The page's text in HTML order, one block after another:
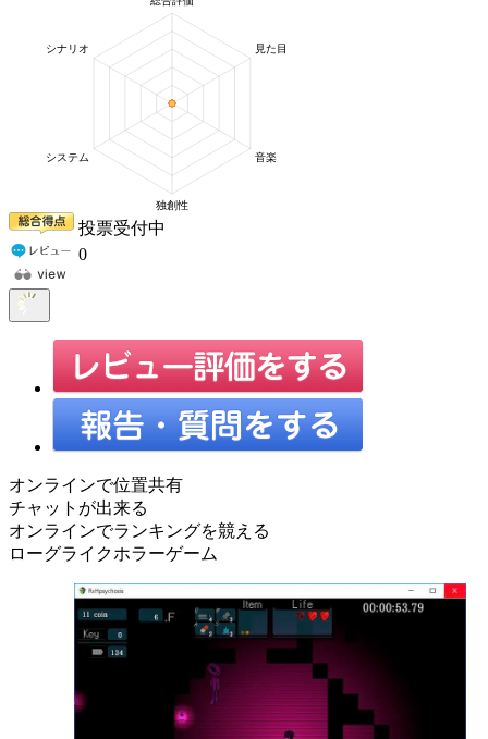
投票受付中
0
オンラインで位置共有
チャットが出来る
オンラインでランキングを競える
ローグライクホラーゲーム